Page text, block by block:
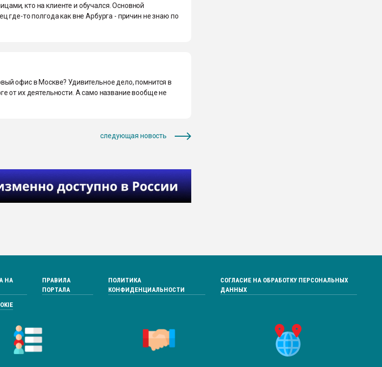
кто на клиенте и обучался. Основной
где-то полгода как вне Арбурга - причин не знаю по
офис в Москве? Удивительное дело, помнится в
от их деятельности. А само название вообще не
следующая новость
НА
ПРАВИЛА
ПОРТАЛА
ПОЛИТИКА
КОНФИДЕНЦИАЛЬНОСТИ
СОГЛАСИЕ НА ОБРАБОТКУ ПЕРСОНАЛЬНЫХ
ДАННЫХ